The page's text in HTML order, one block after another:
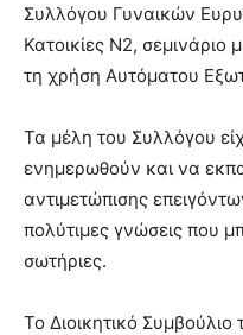
Συλλόγου Γυναικών
Κατοικίες Ν2, σεμινάριο
τη χρήση Αυτόματου
Τα μέλη του Συλλόγου
ενημερωθούν και να
αντιμετώπισης
πολύτιμες γνώσεις που
σωτήριες.
Το Διοικητικό